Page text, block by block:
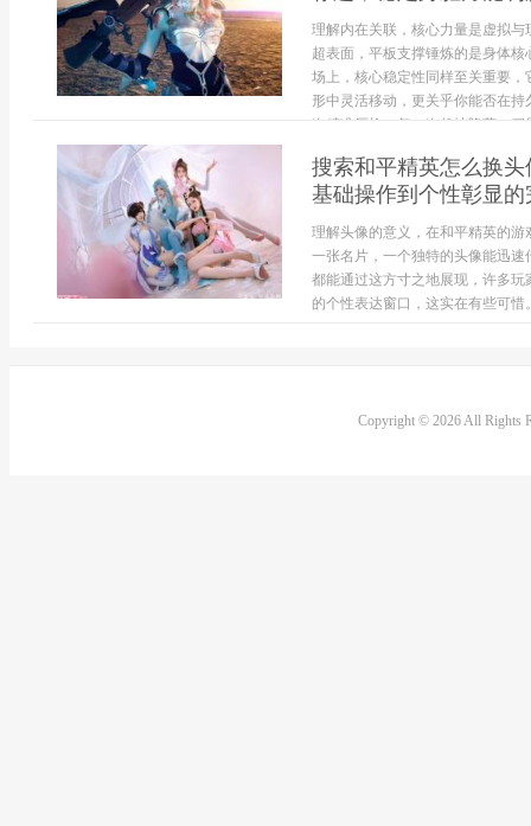
理解内在关联，核心力量是虚拟
超表面，平板支撑锤炼的是身体
场上，核心稳定性同样至关重要
形中灵活移动，更关乎你能否在
次精准压枪，每一次伏地隐蔽，积
搜索和平精英怎么换
基础操作到个性彰显的
理解头像的意义，在和平精英的
一张名片，一个独特的头像能迅
都能通过这方寸之地展现，许多
的个性表达窗口，这实在有些可惜
Copyright © 2026 All Rights